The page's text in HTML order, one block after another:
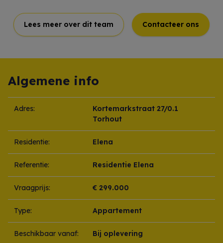
Lees meer over dit team Contacteer ons
Algemene info
Adres:
Kortemarkstraat 27/0.1
Torhout
Residentie: Elena
Referentie: Residentie Elena
Vraagprijs: € 299.000
Type: Appartement
Beschikbaar vanaf: Bij oplevering